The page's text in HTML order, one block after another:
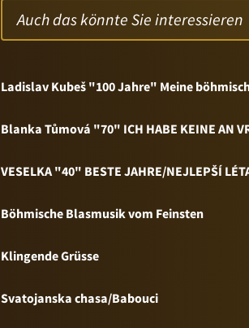
Auch das könnte Sie interessieren
Ladislav Kubeš "100 Jahre" Meine
Blanka Tůmová "70" ICH HABE KEINE AN
VESELKA "40" BESTE JAHRE/NEJLEPŠÍ
Böhmische Blasmusik vom Feinsten
Klingende Grüsse
Svatojanska chasa/Babouci